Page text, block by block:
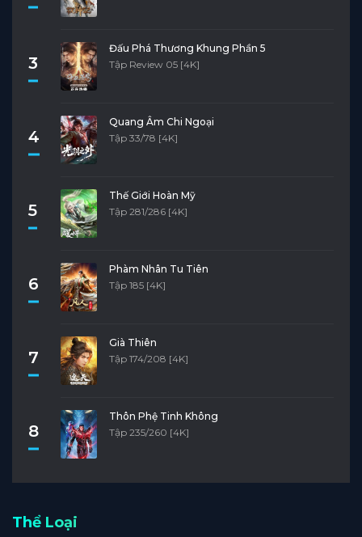
3
Đấu Phá Thương Khung Phần 5
Tập Review 05 [4K]
4
Quang Âm Chi Ngoại
Tập 33/78 [4K]
5
Thế Giới Hoàn Mỹ
Tập 281/286 [4K]
6
Phàm Nhân Tu Tiên
Tập 185 [4K]
7
Già Thiên
Tập 174/208 [4K]
8
Thôn Phệ Tinh Không
Tập 235/260 [4K]
Thể Loại